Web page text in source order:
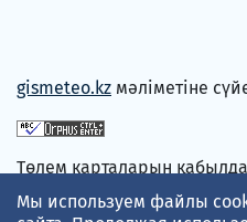
gismeteo.kz мәліметіне
Төлем карталарын
Мы используем файлы